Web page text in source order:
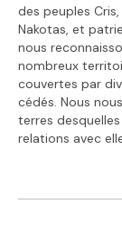
des peuples
Nakotas, et
nous
nombreux
couvertes par
cédés. Nous
terres
relations avec